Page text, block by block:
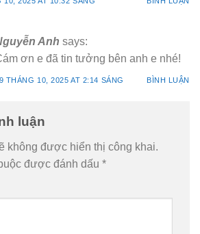
Anh says:
ơn e đã tin tưởng bên anh e nhé!
THÁNG 10, 2025 AT 2:14 SÁNG BÌNH LUẬN
luận
không được hiển thị công khai.
được đánh dấu *